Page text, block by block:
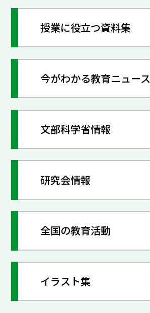
授業に役立つ資料集
今がわかる教育ニュース
文部科学省情報
研究会情報
全国の教育活動
イラスト集